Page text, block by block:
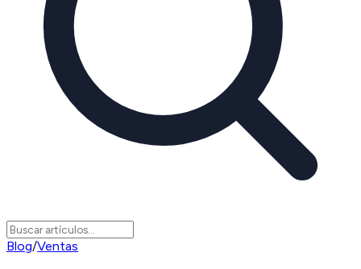
Blog/Ventas